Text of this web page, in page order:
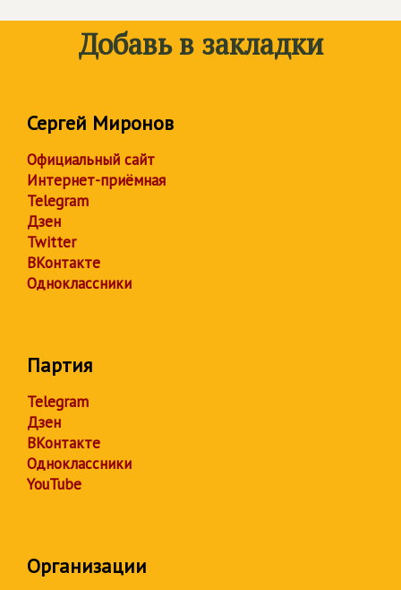
Добавь в закладки
Сергей Миронов
Официальный сайт
Интернет-приёмная
Telegram
Дзен
Twitter
ВКонтакте
Одноклассники
Партия
Telegram
Дзен
ВКонтакте
Одноклассники
YouTube
Организации